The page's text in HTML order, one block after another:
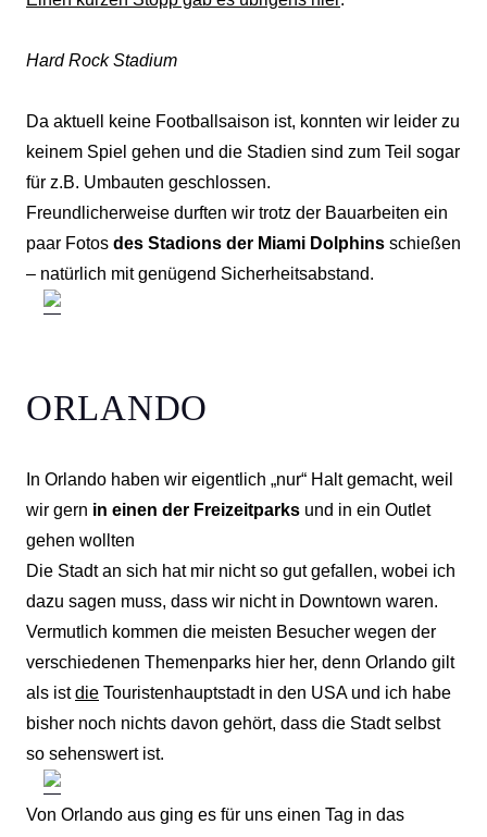
Hard Rock Stadium
Da aktuell keine Footballsaison ist, konnten wir leider zu
keinem Spiel gehen und die Stadien sind zum Teil sogar
für z.B. Umbauten geschlossen.
Freundlicherweise durften wir trotz der Bauarbeiten ein
paar Fotos des Stadions der Miami Dolphins schießen
– natürlich mit genügend Sicherheitsabstand.
ORLANDO
In Orlando haben wir eigentlich „nur“ Halt gemacht, weil
wir gern in einen der Freizeitparks und in ein Outlet
gehen wollten
Die Stadt an sich hat mir nicht so gut gefallen, wobei ich
dazu sagen muss, dass wir nicht in Downtown waren.
Vermutlich kommen die meisten Besucher wegen der
verschiedenen Themenparks hier her, denn Orlando gilt
als istdie Touristenhauptstadt in den USA und ich habe
bisher noch nichts davon gehört, dass die Stadt selbst
so sehenswert ist.
Von Orlando aus ging es für uns einen Tag in das